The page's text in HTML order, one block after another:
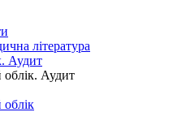
література
Аудит
облік. Аудит
облік